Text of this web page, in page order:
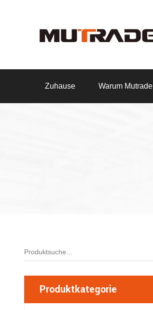
Zuhause Warum
Produktkategorie